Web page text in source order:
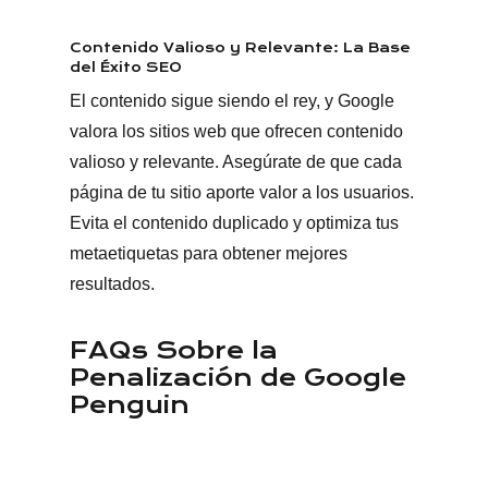
Contenido Valioso y Relevante: La Base
del Éxito SEO
El contenido sigue siendo el rey, y Google
valora los sitios web que ofrecen contenido
valioso y relevante. Asegúrate de que cada
página de tu sitio aporte valor a los usuarios.
Evita el contenido duplicado y optimiza tus
metaetiquetas para obtener mejores
resultados.
FAQs Sobre la
Penalización de Google
Penguin